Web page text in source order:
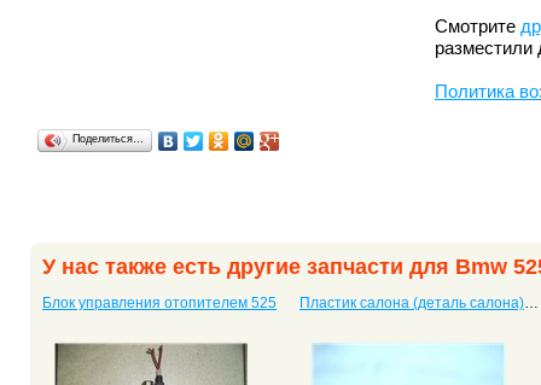
Смотрите
Политика
Поделиться…
У нас также есть другие запчасти для Bmw
Блок управления отопителем 525 Пластик салона (деталь салона) 525